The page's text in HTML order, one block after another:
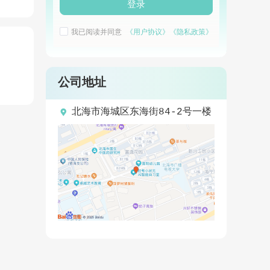
登录
我已阅读并同意 《用户协议》 《隐私政策》
公司地址
 北海市海城区东海街84-2号一楼